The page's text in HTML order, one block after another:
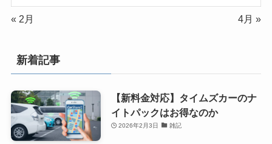
« 2月 4月 »
新着記事
【新料金対応】タイムズカーのナ
イトパックはお得なのか
2026年2月3日 雑記